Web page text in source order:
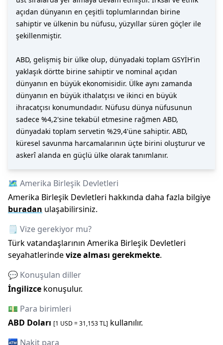
açıdan dünyanın en çeşitli toplumlarından birine
sahiptir ve ülkenin bu nüfusu, yüzyıllar süren göçler ile
şekillenmiştir.
ABD, gelişmiş bir ülke olup, dünyadaki toplam GSYİH'in
yaklaşık dörtte birine sahiptir ve nominal açıdan
dünyanın en büyük ekonomisidir. Ülke aynı zamanda
dünyanın en büyük ithalatçısı ve ikinci en büyük
ihracatçısı konumundadır. Nüfusu dünya nüfusunun
sadece %4,2'sine tekabül etmesine rağmen ABD,
dünyadaki toplam servetin %29,4'üne sahiptir. ABD,
küresel savunma harcamalarının üçte birini oluşturur ve
askerî alanda en güçlü ülke olarak tanımlanır.
🗺️ Amerika Birleşik Devletleri
Amerika Birleşik Devletleri hakkında daha fazla bilgiye
buradan ulaşabilirsiniz.
🗒️ Vize gerekiyor mu?
Türk vatandaşlarının Amerika Birleşik Devletleri
seyahatlerindevize alması gerekmekte.
💬 Konuşulan diller
İngilizce konuşulur.
💵 Para birimleri
ABD Doları [1 USD =31,153TL] kullanılır.
🏧 Nakit para